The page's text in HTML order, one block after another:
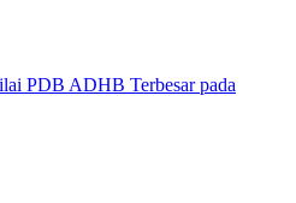
PDB ADHB Terbesar pada